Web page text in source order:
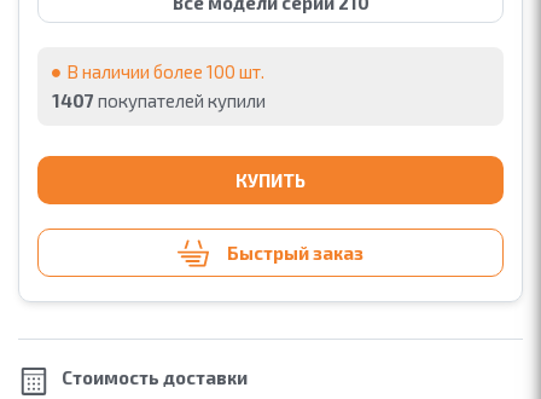
В наличии более 100 шт.
1407 покупателей купили
КУПИТЬ
Быстрый заказ
Стоимость доставки